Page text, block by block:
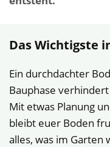
Das Wichtigste
Ein durchdachter
Bauphase
Mit etwas Planung
bleibt euer Boden
alles, was im Garten